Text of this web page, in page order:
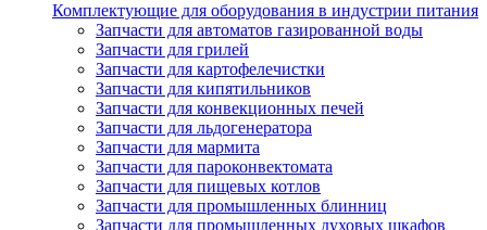
Комплектующие для оборудования в индустрии питания
Запчасти для автоматов газированной воды
Запчасти для грилей
Запчасти для картофелечистки
Запчасти для кипятильников
Запчасти для конвекционных печей
Запчасти для льдогенератора
Запчасти для мармита
Запчасти для пароконвектомата
Запчасти для пищевых котлов
Запчасти для промышленных блинниц
Запчасти для промышленных духовых шкафов